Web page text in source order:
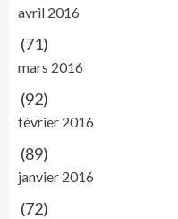
avril 2016
(71)
mars 2016
(92)
février 2016
(89)
janvier 2016
(72)